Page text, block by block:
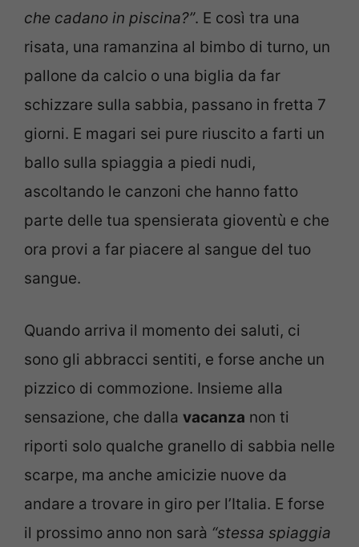
che cadano in piscina?”. E così tra una
risata, una ramanzina al bimbo di turno, un
pallone da calcio o una biglia da far
schizzare sulla sabbia, passano in fretta 7
giorni. E magari sei pure riuscito a farti un
ballo sulla spiaggia a piedi nudi,
ascoltando le canzoni che hanno fatto
parte delle tua spensierata gioventù e che
ora provi a far piacere al sangue del tuo
sangue.
Quando arriva il momento dei saluti, ci
sono gli abbracci sentiti, e forse anche un
pizzico di commozione. Insieme alla
sensazione, che dalla vacanza non ti
riporti solo qualche granello di sabbia nelle
scarpe, ma anche amicizie nuove da
andare a trovare in giro per l’Italia. E forse
il prossimo anno non sarà “stessa spiaggia